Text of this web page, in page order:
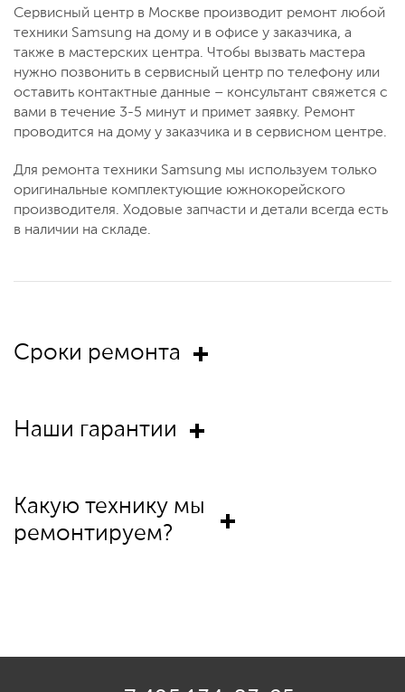
Сервисный центр в Москве производит ремонт любой
техники Samsung на дому и в офисе у заказчика, а
также в мастерских центра. Чтобы вызвать мастера
нужно позвонить в сервисный центр по телефону или
оставить контактные данные – консультант свяжется с
вами в течение 3-5 минут и примет заявку. Ремонт
проводится на дому у заказчика и в сервисном центре.
Для ремонта техники Samsung мы используем только
оригинальные комплектующие южнокорейского
производителя. Ходовые запчасти и детали всегда есть
в наличии на складе.
Сроки ремонта
Наши гарантии
Какую технику мы
ремонтируем?